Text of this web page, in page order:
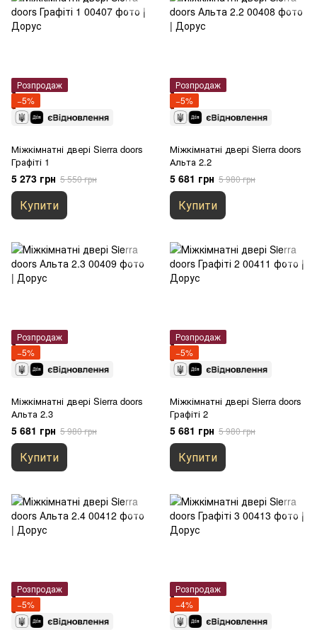
Розпродаж
−5%
Міжкімнатні двері Sierra doors
Графіті 1
5 273 грн 5 550 грн
Купити
Розпродаж
−5%
Міжкімнатні двері Sierra doors
Альта 2.2
5 681 грн 5 980 грн
Купити
Розпродаж
−5%
Міжкімнатні двері Sierra doors
Альта 2.3
5 681 грн 5 980 грн
Купити
Розпродаж
−5%
Міжкімнатні двері Sierra doors
Графіті 2
5 681 грн 5 980 грн
Купити
Розпродаж
−5%
Розпродаж
−4%